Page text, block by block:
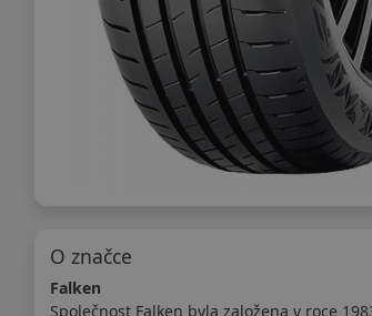
O značce
Falken
Společnost Falken byla založena v roce